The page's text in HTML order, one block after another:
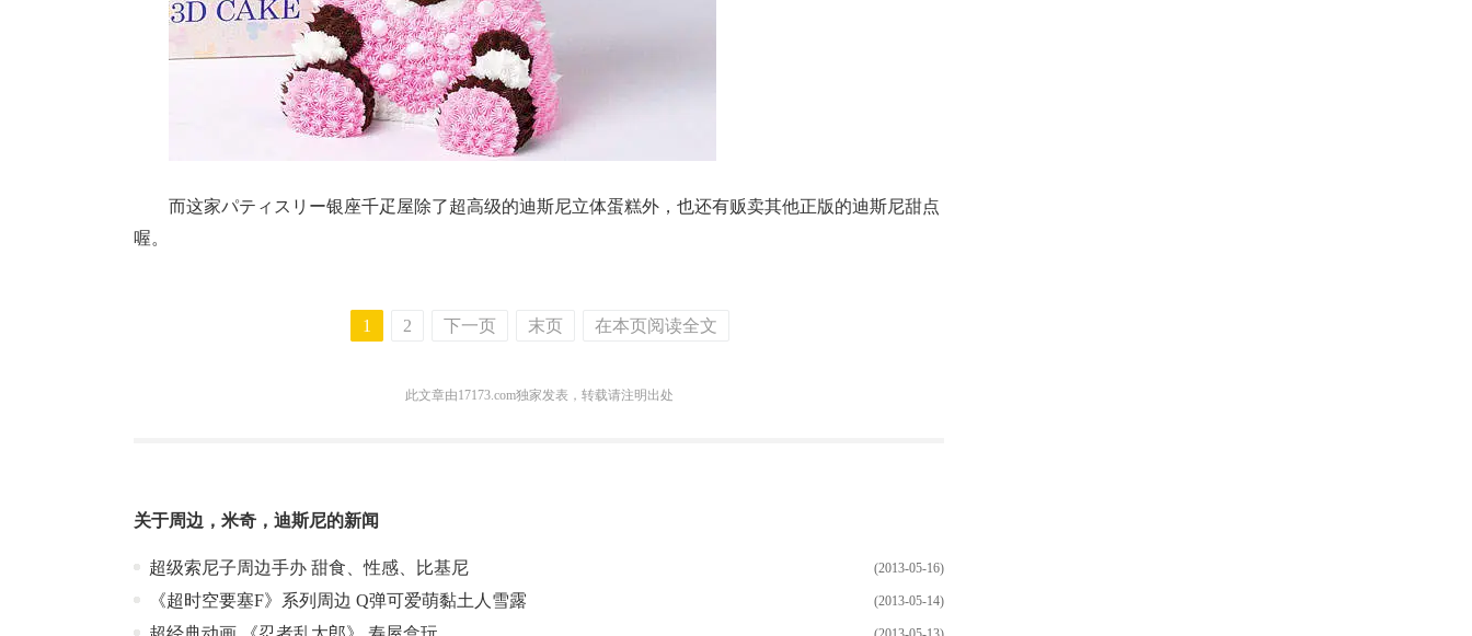
而这家パティスリー银座千疋屋除了超高级的迪斯尼立体蛋糕外，也还有贩卖其他正版的迪斯尼甜点
喔。
1 2 下一页 末页 在本页阅读全文
此文章由17173.com独家发表，转载请注明出处
关于周边 ， 米奇 ， 迪斯尼的新闻
(2013-05-16)
超级索尼子周边手办 甜食、性感、比基尼
(2013-05-14)
《超时空要塞F》系列周边 Q弹可爱萌黏土人雪露